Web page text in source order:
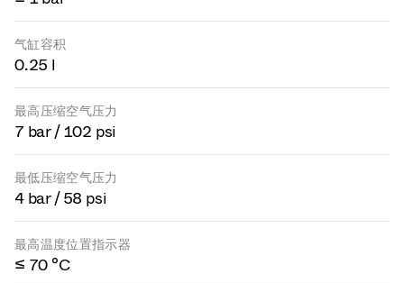
气缸容积
0.25 l
最高压缩空气压力
7 bar / 102 psi
最低压缩空气压力
4 bar / 58 psi
最高温度位置指示器
≤ 70 °C